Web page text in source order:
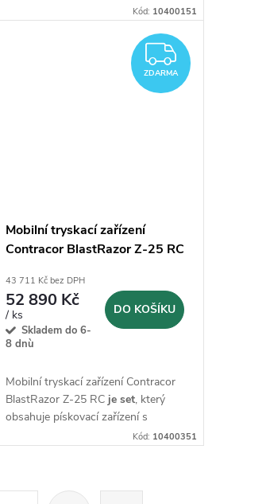
nádobou 100 l, 20 m dvojitou hadici
20 m pískovací hadicí a dalším
Kód: 10400151
ZDARMA
Mobilní tryskací zařízení
Contracor BlastRazor Z-25 RC
43 711 Kč bez DPH
52 890 Kč
/ ks
Skladem do 6-
8 dnù
DO KOŠÍKU
Mobilní tryskací zařízení Contracor
BlastRazor Z-25 RCje set, který
obsahuje pískovací zařízení s
nádobou 25 l, 5 m dvojitou hadici
příslušenství.
Kód: 10400351